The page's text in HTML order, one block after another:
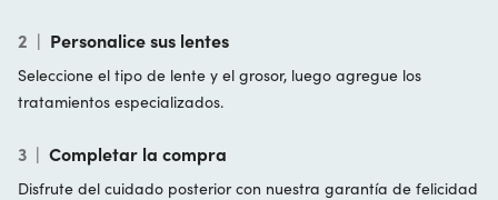
2 | Personalice sus lentes
Seleccione el tipo de lente y el grosor, luego agregue los
tratamientos especializados.
3 | Completar la compra
Disfrute del cuidado posterior con nuestra garantía de felicidad